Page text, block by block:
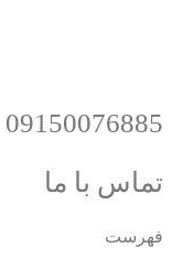
09150076885
تماس با ما
فهرست